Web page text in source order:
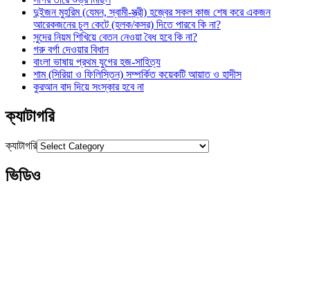
দুইজন মুহরিম (যেমন, স্বামী-স্ত্রী) হজ্বের সকল কাজ শেষ করে একজন
আরেকজনের চুল কেটে (হলক/কসর) দিতে পারবে কি না?
সুদের নিয়ম শিখিয়ে বেতন নেওয়া বৈধ হবে কি না?
গরু বর্গা দেওয়ার বিধান
বাংলা ভাষায় প্রথম যুগের হজ-সাহিত্য
শাম (সিরিয়া ও ফিলিস্তিন) সম্পর্কিত কয়েকটি আয়াত ও হাদীস
কুরআন বাদ দিয়ে সংস্কার হবে না
ক্যাটাগরি
ক্যাটাগরি
ভিডিও